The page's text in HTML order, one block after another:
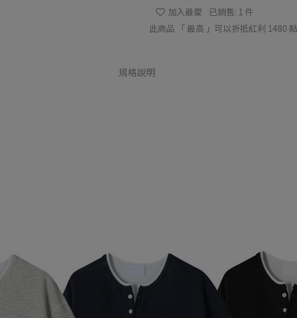
加入最愛
已銷售: 1 件
此商品 「 最高 」可以折抵紅利 1480
規格說明